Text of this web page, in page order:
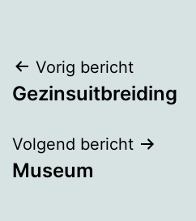
Bericht
navigatie
Vorig bericht
Gezinsuitbreiding
Volgend bericht
Museum